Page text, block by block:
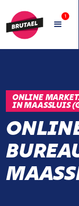
1
ONLINE
IN MAASSLUIS